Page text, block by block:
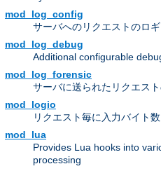
mod_log_config
サーバへのリクエストのロ
mod_log_debug
Additional configurable
mod_log_forensic
サーバに送られたリクエス
mod_logio
リクエスト毎に入力バイト
mod_lua
Provides Lua hooks into
processing